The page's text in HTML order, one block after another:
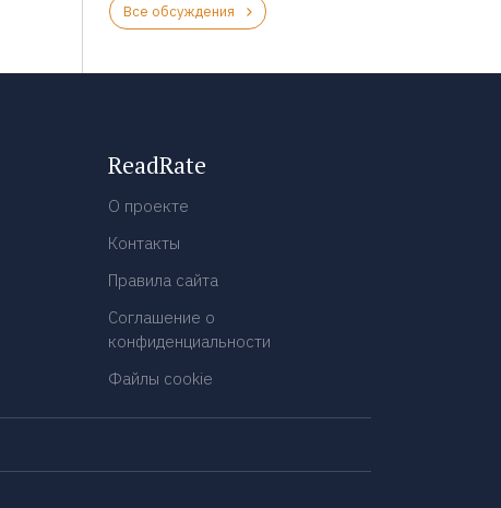
Все обсуждения
ReadRate
О проекте
Контакты
Правила сайта
Соглашение о
конфиденциальности
Файлы cookie